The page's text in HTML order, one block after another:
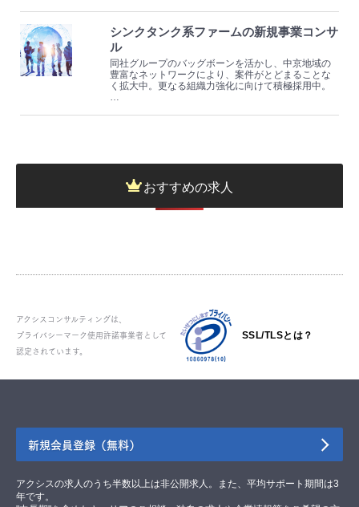
シンクタンク系ファームの新規事業コンサ
ル
同社グループのバッグボーンを活かし、中京地域の
豊富なネットワークにより、案件がとどまることな
く拡大中。更なる組織力強化に向けて積極採用中。
…
おすすめの求人
アクシスコンサルティングは、
プライバシーマーク使用許諾事業者として
認定されています。
SSL/TLSとは？
新規会員登録（無料）
アクシスの求人のうち半数以上は非公開求人。また、平均サポート期間は3
年です。